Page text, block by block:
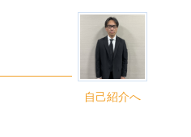
自己紹介へ